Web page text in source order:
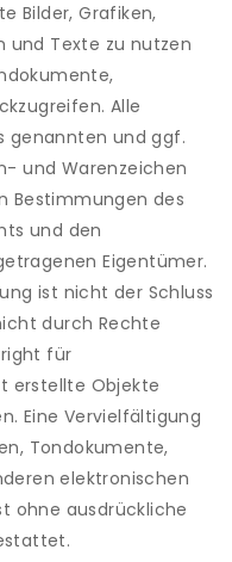
Bilder, Grafiken,
und Texte zu nutzen
Alle
genannten und ggf.
und Warenzeichen
Bestimmungen des
und den
Eigentümer.
ist nicht der Schluss
durch Rechte
für
erstellte Objekte
Eine Vervielfältigung
Tondokumente,
elektronischen
ohne ausdrückliche